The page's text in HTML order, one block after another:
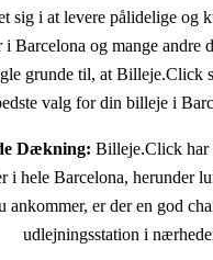
sig i at levere pålidelige og
i Barcelona og mange andre
grunde til, at Billeje.Click
valg for din billeje i
Dækning: Billeje.Click har
i hele Barcelona, herunder
ankommer, er der en god
udlejningsstation i